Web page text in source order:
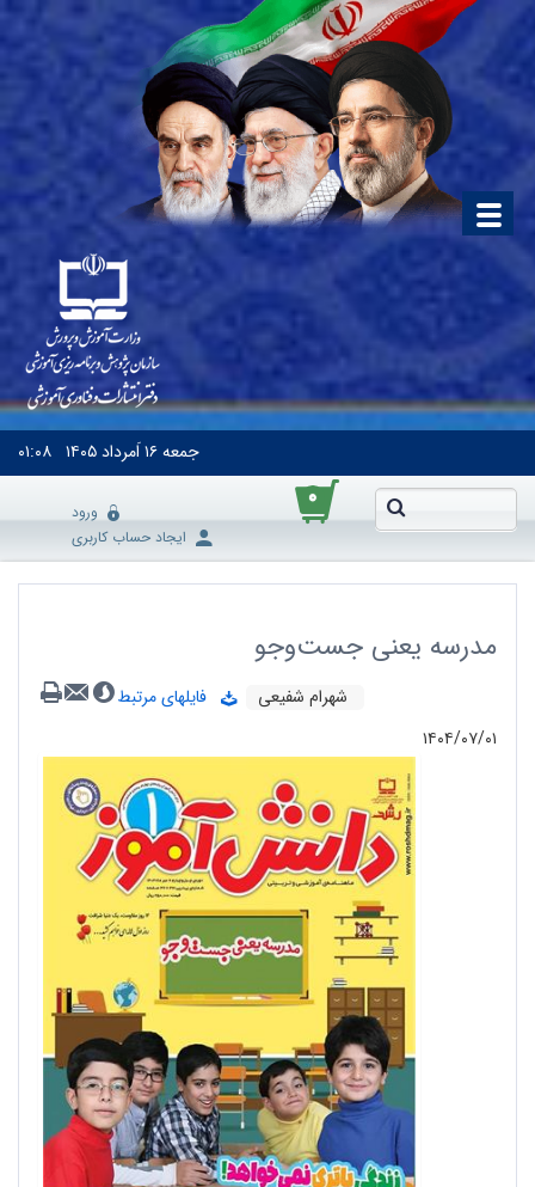
جمعه۱۶ اَمرداد ۱۴۰۵ ۰۱:۰۸
۰
ورود
ایجاد حساب کاربری
مدرسه یعنی جست‌وجو
شهرام شفیعی
فایلهای مرتبط
۱۴۰۴/۰۷/۰۱